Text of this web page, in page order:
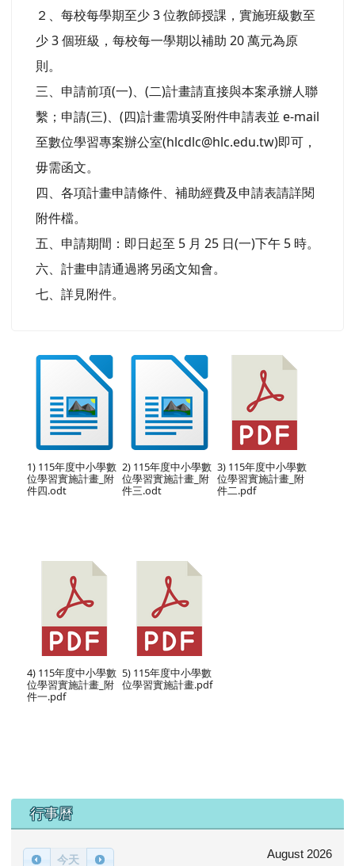
２、每校每學期至少 3 位教師授課，實施班級數至
少 3 個班級，每校每一學期以補助 20 萬元為原
則。
三、申請前項(一)、(二)計畫請直接與本案承辦人聯
繫；申請(三)、(四)計畫需填妥附件申請表並 e-mail
至數位學習專案辦公室(hlcdlc@hlc.edu.tw)即可，
毋需函文。
四、各項計畫申請條件、補助經費及申請表請詳閱
附件檔。
五、申請期間：即日起至 5 月 25 日(一)下午 5 時。
六、計畫申請通過將另函文知會。
七、詳見附件。
1) 115年度中小學數
位學習實施計畫_附
件四.odt
2) 115年度中小學數
位學習實施計畫_附
件三.odt
3) 115年度中小學數
位學習實施計畫_附
件二.pdf
4) 115年度中小學數
位學習實施計畫_附
件一.pdf
5) 115年度中小學數
位學習實施計畫.pdf
下中區域內容
行事曆
今天 August 2026